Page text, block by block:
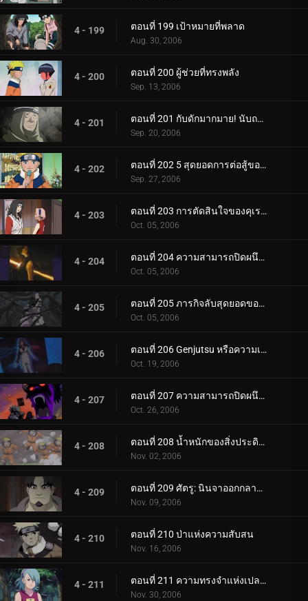
4 - 199 ตอนที่ 199 เป้าหมายที่พลาด
Aug. 30, 2006
4 - 200 ตอนที่ 200 ผู้ช่วยที่ทรงพลัง
Sep. 13, 2006
4 - 201 ตอนที่ 201 กับดักมากมาย! นับถอยหลังสู่การทำลายล้าง
Sep. 20, 2006
4 - 202 ตอนที่ 202 5 สุดยอดการต่อสู้ของนินจา!
Sep. 27, 2006
4 - 203 ตอนที่ 203 การตัดสินใจของคุเรไน: หน่วยที่ 8 ที่ถูกทิ้งไว้เบื้องหลัง
Oct. 05, 2006
4 - 204 ตอนที่ 204 ความสามารถปิดผนึกของยาคุโมะ
Oct. 05, 2006
4 - 205 ตอนที่ 205 ภารกิจลับสุดยอดของคุเรไน: คำสัญญากับโฮคาเงะรุ่นที่ 3
Oct. 05, 2006
4 - 206 ตอนที่ 206 Genjutsu หรือความเป็นจริง?
Oct. 19, 2006
4 - 207 ตอนที่ 207 ความสามารถปิดผนึกที่ควรจะเป็น
Oct. 26, 2006
4 - 208 ตอนที่ 208 น้ำหนักของสิ่งประดิษฐ์ล้ำค่า!
Nov. 02, 2006
4 - 209 ตอนที่ 209 ศัตรู: นินจาออกกลางคัน
Nov. 09, 2006
4 - 210 ตอนที่ 210 ป่าแห่งความสับสน
Nov. 16, 2006
4 - 211 ตอนที่ 211 ความทรงจำแห่งเปลวไฟ
Nov. 30, 2006